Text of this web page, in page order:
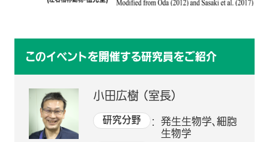
このイベントを開催する研究員をご紹介
小田広樹 （室長）
研究分野
発生生物学、細胞
生物学